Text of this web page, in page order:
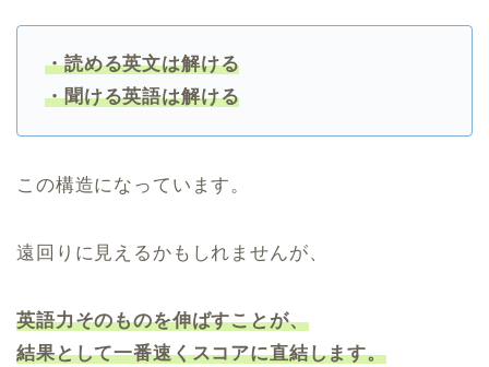
・読める英文は解ける
・聞ける英語は解ける
この構造になっています。
遠回りに見えるかもしれませんが、
英語力そのものを伸ばすことが、
結果として一番速くスコアに直結します。